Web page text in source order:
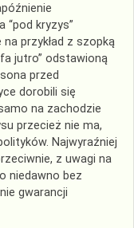
“pod kryzys”
na przykład z szopką
jutro” odstawioną
przed
dorobili się
na zachodzie
przecież nie ma,
Najwyraźniej
z uwagi na
niedawno bez
gwarancji